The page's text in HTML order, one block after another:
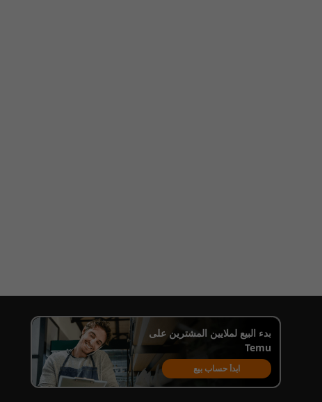
بدء البيع لملايين المشترين على
Temu
ابدأ حساب بيع